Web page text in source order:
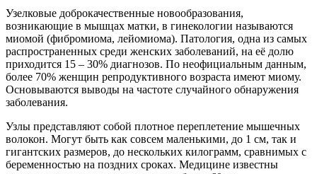
Узелковые доброкачественные новообразования,
возникающие в мышцах матки, в гинекологии называются
миомой (фибромиома, лейомиома). Патология, одна из самых
распространенных среди женских заболеваний, на её долю
приходится 15 – 30% диагнозов. По неофициальным данным,
более 70% женщин репродуктивного возраста имеют миому.
Основываются выводы на частоте случайного обнаружения
заболевания.
Узлы представляют собой плотное переплетение мышечных
волокон. Могут быть как совсем маленькими, до 1 см, так и
гигантских размеров, до нескольких килограмм, сравнимых с
беременностью на поздних сроках. Медицине известны